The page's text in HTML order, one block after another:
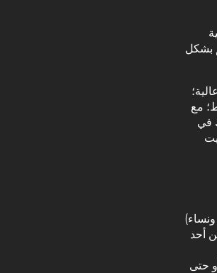
بشكل
مع
في
أحد
حتى